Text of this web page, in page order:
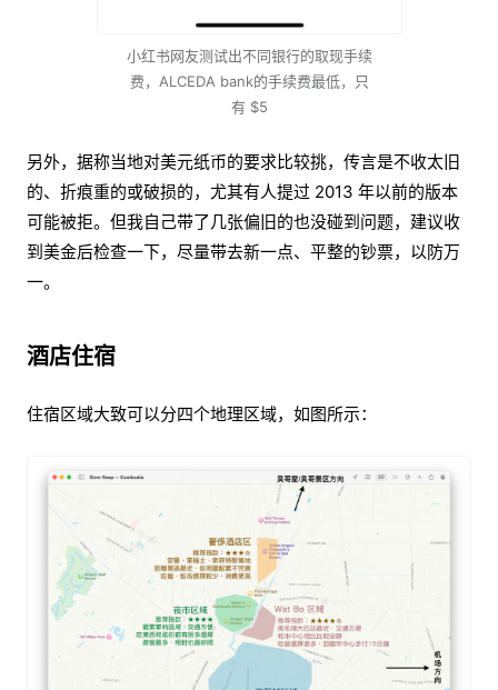
小红书网友测试出不同银行的取现手续
费，ALCEDA bank的手续费最低，只
有 $5
另外，据称当地对美元纸币的要求比较挑，传言是不收太旧
的、折痕重的或破损的，尤其有人提过 2013 年以前的版本
可能被拒。但我自己带了几张偏旧的也没碰到问题，建议收
到美金后检查一下，尽量带去新一点、平整的钞票，以防万
一。
酒店住宿
住宿区域大致可以分四个地理区域，如图所示：